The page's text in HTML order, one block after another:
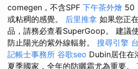
comegen，不含SPF 下午茶外燴 50
或粘稠的感覺。 后里推拿 如果您正
品，請務必查看SuperGoop。 建議
防止陽光的紫外線輻射。 搜尋引擎
記帳士事務所 谷歌seo Dubin居住在
夏季國家，全年的防曬霜尤為重要。